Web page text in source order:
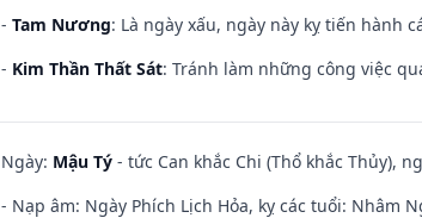
- Tam Nương: Là ngày xấu, ngày này kỵ tiến hành
- Kim Thần Thất Sát: Tránh làm những công việc
Ngày: Mậu Tý - tức Can khắc Chi (Thổ khắc Thủy),
- Nạp âm: Ngày Phích Lịch Hỏa, kỵ các tuổi: Nhâm